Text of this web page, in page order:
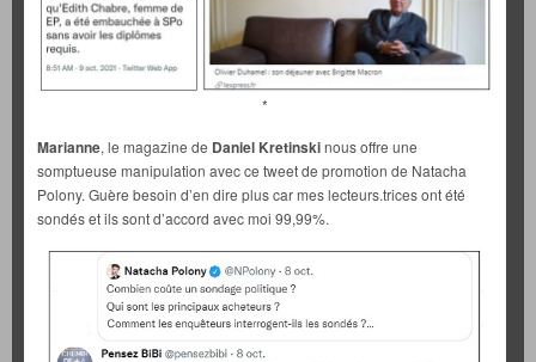
*
Marianne, le magazine de Daniel Kretinskinous offre une
somptueuse manipulation avec ce tweet de promotion de Natacha
Polony. Guère besoin d’en dire plus car mes lecteurs.trices ont été
sondés et ils sont d’accord avec moi 99,99%.